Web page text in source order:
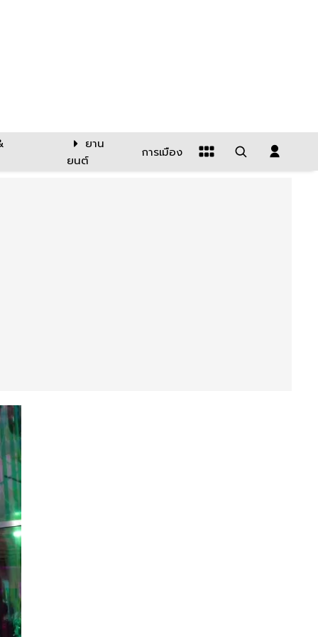
ยาน
ยนต์
การเมือง